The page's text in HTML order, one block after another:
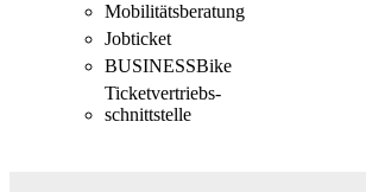
Mobilitäts­beratung
Jobticket
BUSINESSBike
Ticketvertriebs­
schnittstelle